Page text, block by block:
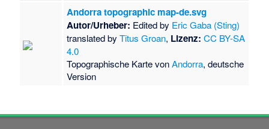
Andorra topographic map-de.svg
Autor/Urheber: Edited by Eric Gaba (Sting)
translated byTitus Groan, Lizenz: CC BY-SA
4.0
Topographische Karte vonAndorra, deutsche
Version